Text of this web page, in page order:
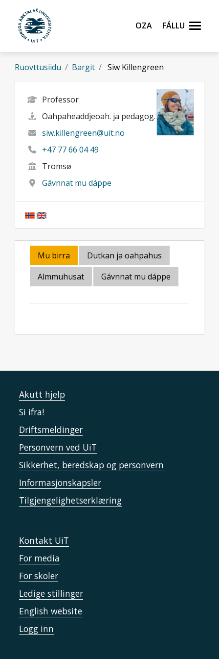
Gå til hovedinnhold
Oza
Fállu
Ruovttusiidu Bargit Siw Killengreen
Professor
Oahpaheaddjeoah. ja pedagog.
siw.killengreen@uit.no
+47 77 66 04 49
Tromsø
Gávnnat mu dáppe
Mu birra
Dutkan ja oahpahus
Almmuhusat
Gávnnat mu dáppe
Akutt hjelp
Si ifra!
Driftsmeldinger
Personvern ved UiT
Sikkerhet, beredskap og personvern
Informasjonskapsler
Tilgjengelighetserklæring
Kontakt UiT
For media
For skoler
Ledige stillinger
English website
Logg inn